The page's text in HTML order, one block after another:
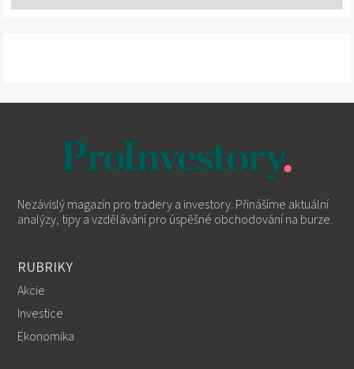
Nezávislý magazín pro tradery a investory. Přinášíme aktuální
analýzy, tipy a vzdělávání pro úspěšné obchodování na burze.
RUBRIKY
Akcie
Investice
Ekonomika